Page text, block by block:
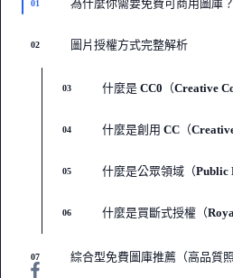
01 為什麼你需要免費可商用圖庫？
02 圖片授權方式完整解析
03 什麼是 CC0（Creative
04 什麼是創用 CC（
05 什麼是公眾領域（Public
06 什麼是買斷式授權（
07 綜合型免費圖庫推薦（高品質照